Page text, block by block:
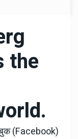
the
(Facebook)